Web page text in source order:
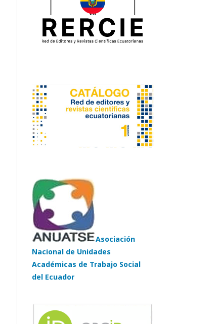
Asociación
Nacional de Unidades
Académicas de Trabajo Social
del Ecuador